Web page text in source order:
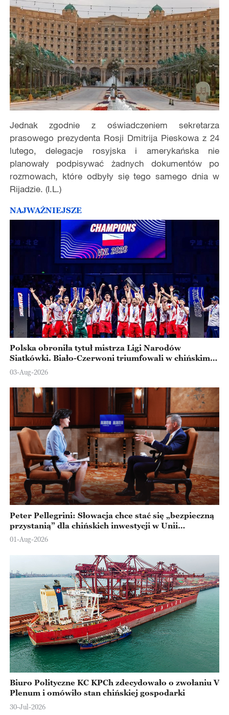
Jednak zgodnie z oświadczeniem sekretarza
prasowego prezydenta Rosji Dmitrija Pieskowa z 24
lutego, delegacje rosyjska i amerykańska nie
planowały podpisywać żadnych dokumentów po
rozmowach, które odbyły się tego samego dnia w
Rijadzie. (I.L.)
NAJWAŻNIEJSZE
Polska obroniła tytuł mistrza Ligi Narodów
Siatkówki. Biało-Czerwoni triumfowali w chińskim
Ningbo
03-Aug-2026
Peter Pellegrini: Słowacja chce stać się „bezpieczną
przystanią” dla chińskich inwestycji w Unii
Europejskiej
01-Aug-2026
Biuro Polityczne KC KPCh zdecydowało o zwołaniu V
Plenum i omówiło stan chińskiej gospodarki
30-Jul-2026